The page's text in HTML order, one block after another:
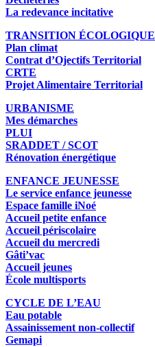
La redevance incitative
TRANSITION ÉCOLOGIQUE
Plan climat
Contrat d’Ojectifs Territorial
CRTE
Projet Alimentaire Territorial
URBANISME
Mes démarches
PLUI
SRADDET / SCOT
Rénovation énergétique
ENFANCE JEUNESSE
Le service enfance jeunesse
Espace famille iNoé
Accueil petite enfance
Accueil périscolaire
Accueil du mercredi
Gâti’vac
Accueil jeunes
École multisports
CYCLE DE L’EAU
Eau potable
Assainissement non-collectif
Gemapi